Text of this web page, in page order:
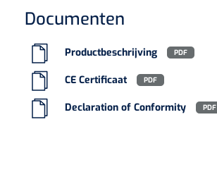
Drinkhulpmiddelen
Opzetstukken voor bekers
Bekers
Documenten
Productbeschrijving PDF
CE Certificaat PDF
Declaration of Conformity PDF